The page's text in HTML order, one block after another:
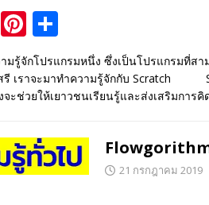
X Pi
nt
er
e
ar
e
มรู้จักโปรแกรมหนึ่ง ซึ่งเป็นโปรแกรมที่ส
รี เราจะมาทำความรู้จักกับ Scratch
ช่วยให้เยาวชนเรียนรู้และส่งเสริมการ
21 กรกฎาคม 2019